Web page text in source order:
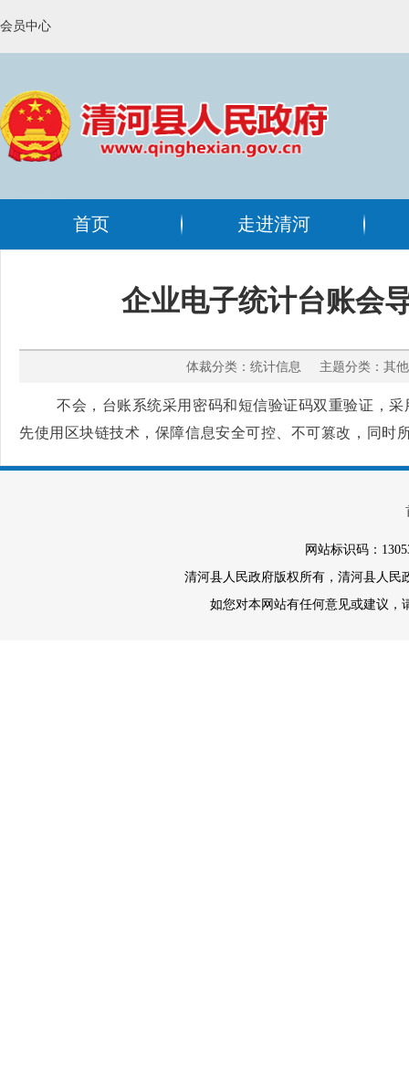
会员中心
首页 走进清河
企业电子统计台账会
体裁分类：统计信息 主题分类：
不会，台账系统采用密码和短信验证码双重验证，
先使用区块链技术，保障信息安全可控、不可篡改，同时
网站标识码：
清河县人民政府版权所有，清河县人
如您对本网站有任何意见或建议，